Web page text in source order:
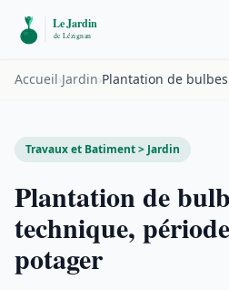
Accueil›Jardin›
Travaux et Batiment > Jardin
Plantation de
technique,
potager